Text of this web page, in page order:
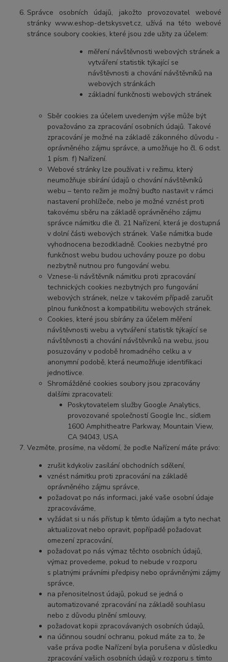
Správce osobních údajů, jakožto provozovatel webové
stránky www.eshop-detskysvet.cz, užívá na této webové
stránce soubory cookies, které jsou zde užity za účelem:
měření návštěvnosti webových stránek a
vytváření statistik týkající se
návštěvnosti a chování návštěvníků na
webových stránkách
základní funkčnosti webových stránek
Sběr cookies za účelem uvedeným výše může být
považováno za zpracování osobních údajů. Takové
zpracování je možné na základě zákonného důvodu -
oprávněného zájmu správce, a umožňuje ho čl. 6 odst.
1 písm. f) Nařízení.
Webové stránky lze používat i v režimu, který
neumožňuje sbírání údajů o chování návštěvníků
webu – tento režim je možný buďto nastavit v rámci
nastavení prohlížeče, nebo je možné vznést proti
takovému sběru na základě oprávněného zájmu
správce námitku dle čl. 21 Nařízení, která je dostupná
v dolní části webových stránek. Vaše námitka bude
vyhodnocena bezodkladně. Cookies nezbytné pro
funkčnost webu budou uchovány pouze po dobu
nezbytně nutnou pro fungování webu.
Vznese-li návštěvník námitku proti zpracování
technických cookies nezbytných pro fungování
webových stránek, nelze v takovém případě zaručit
plnou funkčnost a kompatibilitu webových stránek.
Cookies, které jsou sbírány za účelem měření
návštěvnosti webu a vytváření statistik týkající se
návštěvnosti a chování návštěvníků na webu, jsou
posuzovány v podobě hromadného celku a v
anonymní podobě, která neumožňuje identifikaci
jednotlivce.
Shromážděné cookies soubory jsou zpracovány
dalšími zpracovateli:
Poskytovatelem služby Google Analytics,
provozované společností Google Inc., sídlem
1600 Amphitheatre Parkway, Mountain View,
CA 94043, USA
Vezměte, prosíme, na vědomí, že podle Nařízení máte právo:
zrušit kdykoliv zasílání obchodních sdělení,
vznést námitku proti zpracování na základě
oprávněného zájmu správce,
požadovat po nás informaci, jaké vaše osobní údaje
zpracováváme,
vyžádat si u nás přístup k těmto údajům a tyto nechat
aktualizovat nebo opravit, popřípadě požadovat
omezení zpracování,
požadovat po nás výmaz těchto osobních údajů,
výmaz provedeme, pokud to nebude v rozporu
s platnými právními předpisy nebo oprávněnými zájmy
správce,
na přenositelnost údajů, pokud se jedná o
automatizované zpracování na základě souhlasu
nebo z důvodu plnění smlouvy,
požadovat kopii zpracovávaných osobních údajů,
na účinnou soudní ochranu, pokud máte za to, že
vaše práva podle Nařízení byla porušena v důsledku
zpracování vašich osobních údajů v rozporu s tímto